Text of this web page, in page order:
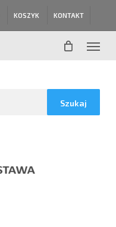
KOSZYK KONTAKT
Menu
Szukaj